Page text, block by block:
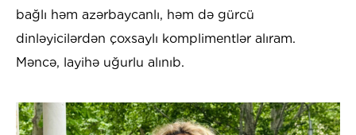
bağlı həm azərbaycanlı, həm də gürcü
dinləyicilərdən çoxsaylı komplimentlər alıram.
Məncə, layihə uğurlu alınıb.